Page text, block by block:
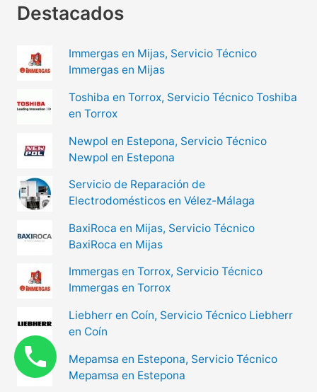
Destacados
Immergas en Mijas, Servicio Técnico
Immergas en Mijas
Toshiba en Torrox, Servicio Técnico Toshiba
en Torrox
Newpol en Estepona, Servicio Técnico
Newpol en Estepona
Servicio de Reparación de
Electrodomésticos en Vélez-Málaga
BaxiRoca en Mijas, Servicio Técnico
BaxiRoca en Mijas
Immergas en Torrox, Servicio Técnico
Immergas en Torrox
Liebherr en Coín, Servicio Técnico Liebherr
en Coín
Mepamsa en Estepona, Servicio Técnico
Mepamsa en Estepona